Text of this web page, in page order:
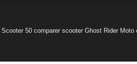
Scooter 50 comparer scooter Ghost Rider Moto